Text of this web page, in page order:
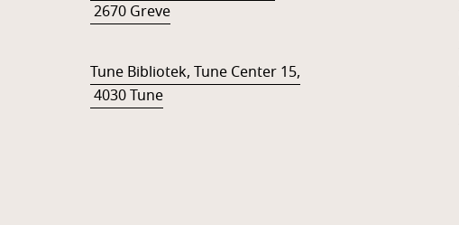
2670 Greve
Tune Bibliotek, Tune Center 15,
4030 Tune